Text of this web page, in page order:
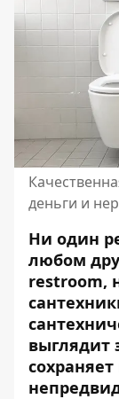
деньги и
Ни один
любом
restroom,
выглядит